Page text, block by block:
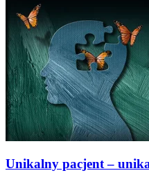
Unikalny pacjent –